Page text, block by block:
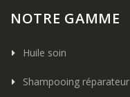
NOTRE GAMME
Huile soin
Shampooing réparateur